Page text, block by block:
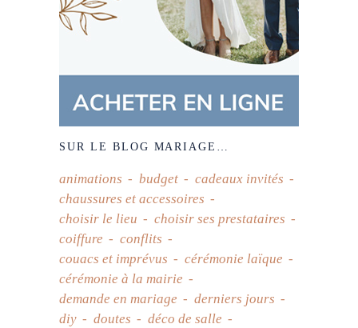
SUR LE BLOG MARIAGE…
animations budget
cadeaux invités
chaussures et accessoires
choisir le lieu
choisir ses prestataires
coiffure
conflits
couacs et imprévus
cérémonie laïque
cérémonie à la mairie
demande en mariage
derniers jours
diy
doutes
déco de salle